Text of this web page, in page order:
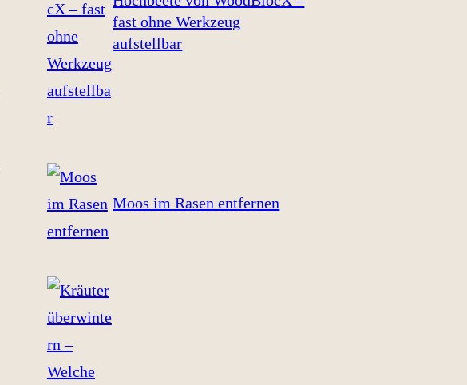
fast ohne Werkzeug
aufstellbar
Moos im Rasen entfernen